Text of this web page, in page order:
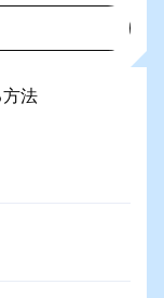
法